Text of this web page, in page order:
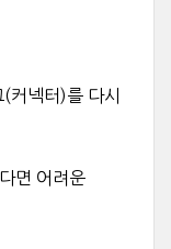
커넥터)를 다시
면 어려운